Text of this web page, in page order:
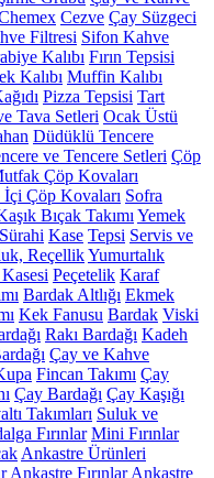
Cezve Çay Süzgeci
Filtresi Sifon Kahve
Kalıbı Fırın Tepsisi
Kalıbı Muffin Kalıbı
Pizza Tepsisi Tart
Tava Setleri Ocak Üstü
Düdüklü Tencere
ve Tencere Setleri Çöp
Çöp Kovaları
Çöp Kovaları Sofra
Bıçak Takımı Yemek
Sürahi Kase Tepsi Servis ve
ReçellikYumurtalık
Peçetelik Karaf
Bardak Altlığı Ekmek
Kek Fanusu Bardak Viski
Rakı Bardağı Kadeh
Çay ve Kahve
Fincan Takımı Çay
Çay Bardağı Çay Kaşığı
Takımları Suluk ve
Fırınlar Mini Fırınlar
Ankastre Ürünleri
Ankastre Fırınlar Ankastre